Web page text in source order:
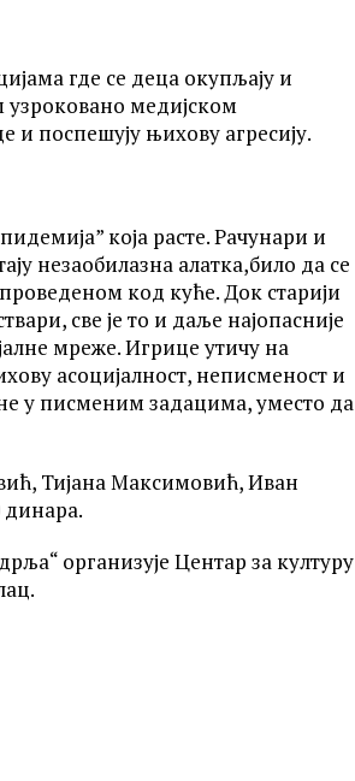
где се деца окупљају и
узроковано медијском
и поспешују њихову агресију.
која расте. Рачунари и
незаобилазна алатка,било да се
код куће. Док старији
све је то и даље најопасније
мреже. Игрице утичу на
асоцијалност, неписменост и
у писменим задацима, уместо да
Тијана Максимовић, Иван
организује Центар за културу